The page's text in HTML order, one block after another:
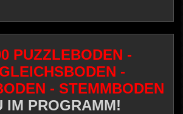
PUZZLEBODEN -
-
- STEMMBODEN
IM PROGRAMM!